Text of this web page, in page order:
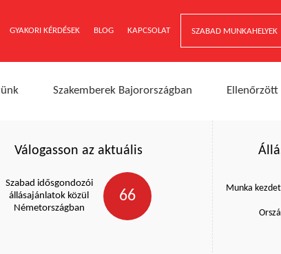
GYAKORI KÉRDÉSEK BLOG KAPCSOLAT SZABAD MUNKAHELYEK
Szakemberek Bajorországban Ellenőrzött
Válogasson az aktuális
66
Szabad idősgondozói
állásajánlatok közül
Németországban
Munka